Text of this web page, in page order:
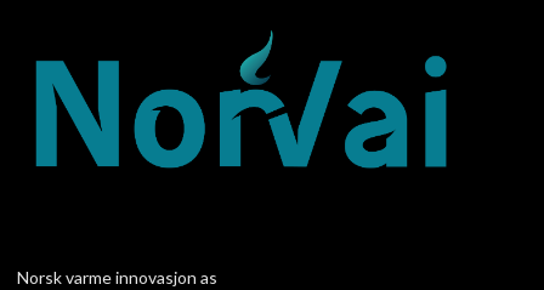
Norsk varme innovasjon as